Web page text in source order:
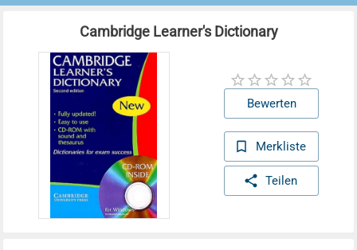
Cambridge Learner's Dictionary
Bewerten
Merkliste
Teilen